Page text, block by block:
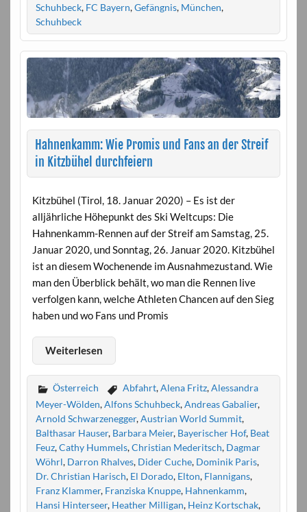
Schuhbeck, FC Bayern,Gefängnis, München,
Schuhbeck
Hahnenkamm: Wie Promis und Fans an der Streif
in Kitzbühel durchfeiern
Kitzbühel (Tirol, 18. Januar 2020) – Es ist der
alljährliche Höhepunkt des Ski Weltcups: Die
Hahnenkamm-Rennen auf der Streif am Samstag, 25.
Januar 2020, und Sonntag, 26. Januar 2020. Kitzbühel
ist an diesem Wochenende im Ausnahmezustand. Wie
man den Überblick behält, wo man die Rennen live
verfolgen kann, welche Athleten Chancen auf den Sieg
haben und wo Fans und Promis
Weiterlesen
Österreich Abfahrt,Alena Fritz,Alessandra
Meyer-Wölden,Alfons Schuhbeck,Andreas Gabalier,
Arnold Schwarzenegger,Austrian World Summit,
Balthasar Hauser, Barbara Meier, Bayerischer Hof, Beat
Feuz,Cathy Hummels,Christian Mederitsch, Dagmar
Wöhrl, Darron Rhalves, Dider Cuche, Dominik Paris,
Dr. Christian Harisch, El Dorado, Elton, Flannigans,
Franz Klammer, Franziska Knuppe, Hahnenkamm,
Hansi Hinterseer, Heather Milligan, Heinz Kortschak,